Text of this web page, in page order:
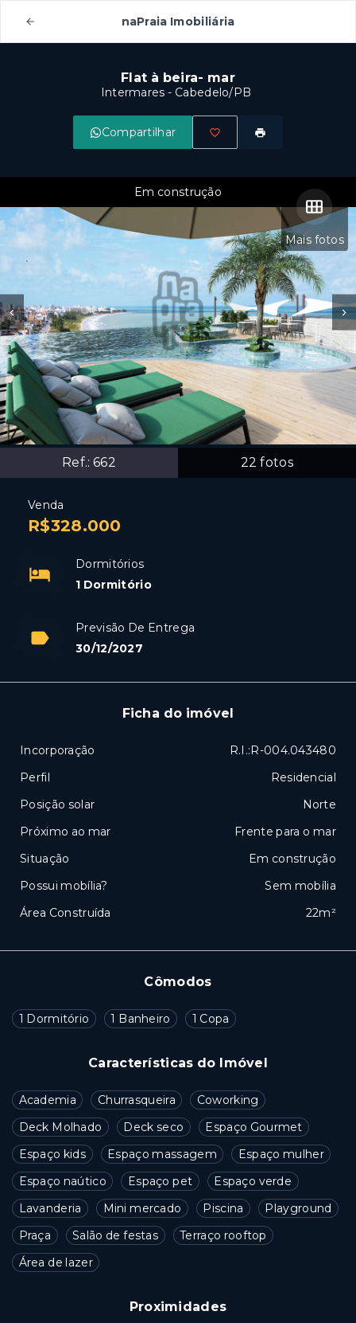
naPraia Imobiliária
Flat à beira- mar
Intermares - Cabedelo/PB
Compartilhar
Mais fotos
Ref.:662 22 fotos
Em construção
Venda
R$328.000
Dormitórios
1 Dormitório
Previsão De Entrega
30/12/2027
Cômodos
1 Dormitório 1 Banheiro 1 Copa
Características do Imóvel
Academia Churrasqueira
Coworking
Deck Molhado
Deck seco
Espaço Gourmet
Espaço kids
Espaço massagem
Espaço mulher
Espaço naútico
Espaço pet
Espaço verde
Lavanderia
Mini mercado Piscina
Playground
Praça
Salão de festas
Terraço rooftop
Área de lazer
Proximidades
Ficha do imóvel
Incorporação
R.I.:R-004.043480
Perfil
Residencial
Posição solar
Norte
Próximo ao mar
Frente para o mar
Situação
Em construção
Possui mobília?
Sem mobília
Área Construída
22m²